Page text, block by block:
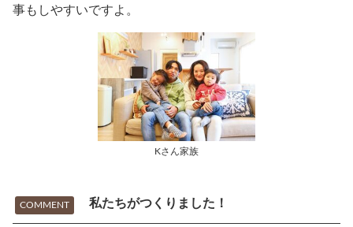
事もしやすいですよ。
Kさん家族
COMMENT 私たちがつくりました！